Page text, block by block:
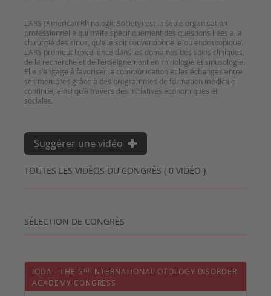
L'ARS (American Rhinologic Society) est la seule organisation
professionnelle qui traite spécifiquement des questions liées à la
chirurgie des sinus, qu'elle soit conventionnelle ou endoscopique.
L'ARS promeut l'excellence dans les domaines des soins cliniques,
de la recherche et de l'enseignement en rhinologie et sinusologie.
Elle s'engage à favoriser la communication et les échanges entre
ses membres grâce à des programmes de formation médicale
continue, ainsi qu'à travers des initiatives économiques et
TOUTES LES VIDÉOS DU CONGRÈS ( 0 VIDÉO )
Suggérer une vidéo
SÉLECTION DE CONGRÈS
IODA - THE 5ᵀᴴ INTERNATIONAL OTOLOGY DISORDER
ACADEMY CONGRESS